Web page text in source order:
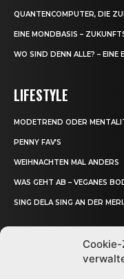
QUANTENCOMPUTER, DIE
EINE MONDBASIS –
WO SIND DENN ALLE? – EINE
LIFESTYLE
MODETREND ODER
PENNY FAV’S
WEIHNACHTEN MAL ANDERS
WAS GEHT AB – VEGANES
SING DELA SING AN DER